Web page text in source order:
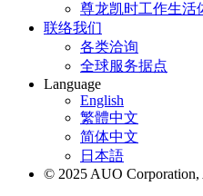
尊龙凯时工作生活
联络我们
各类洽询
全球服务据点
Language
English
繁體中文
简体中文
日本語
© 2025 AUO Corporation,